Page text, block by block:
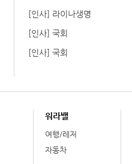
[인사] 라이나생명
[인사] 국회
[인사] 국회
워라밸
여행/레저
자동차